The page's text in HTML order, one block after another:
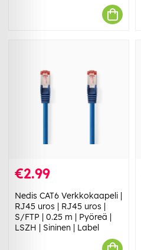
€2.99
Nedis CAT6 Verkkokaapeli |
RJ45 uros | RJ45 uros |
S/FTP | 0.25 m | Pyöreä |
LSZH | Sininen | Label